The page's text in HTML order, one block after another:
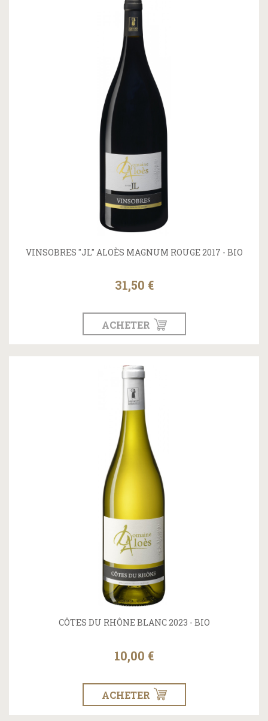
VINSOBRES "JL" ALOÈS MAGNUM ROUGE 2017 - BIO
31,50 €
ACHETER
CÔTES DU RHÔNE BLANC 2023 - BIO
10,00 €
ACHETER